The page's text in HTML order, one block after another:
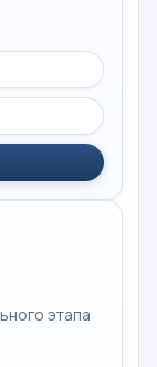
этапа